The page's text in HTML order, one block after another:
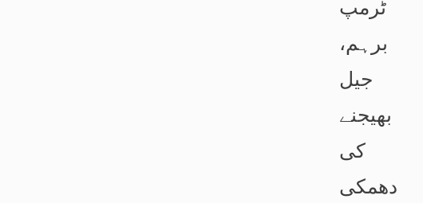
ٹرمپ
برہم،
جیل
بھیجنے
کی
دھمکی